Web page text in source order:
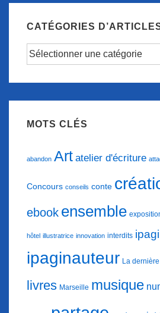
CATÉGORIES
Catégories
d’articles
MOTS CLÉS
abandon Art atelier d'écriture
Concours conseils conte
ebook ensemble
hôtel illustratrice innovation interdits
ipaginauteur La
livres Marseille musique